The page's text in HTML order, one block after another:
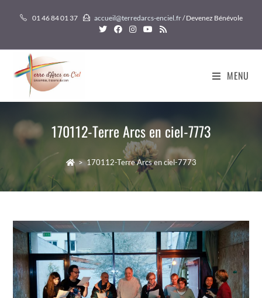
01 46 84 01 37 accueil@terredarcs-enciel.fr/ Devenez Bénévole
MENU
170112-Terre Arcs en ciel-7773
> 170112-Terre Arcs en ciel-7773